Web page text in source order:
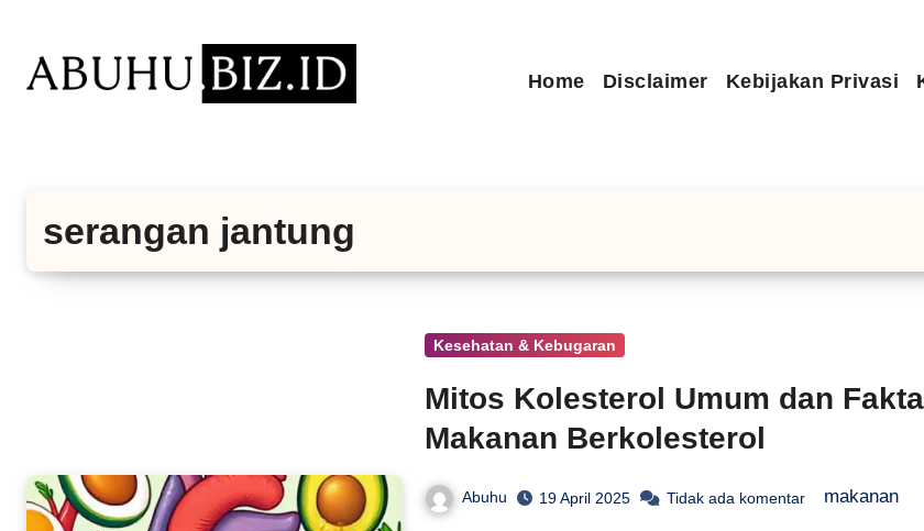
konten
Home Disclaimer Kebijakan Privasi
serangan jantung
Kesehatan & Kebugaran
Mitos Kolesterol Umum dan Fakta
Makanan Berkolesterol
Abuhu 19 April 2025 Tidak ada komentar makanan